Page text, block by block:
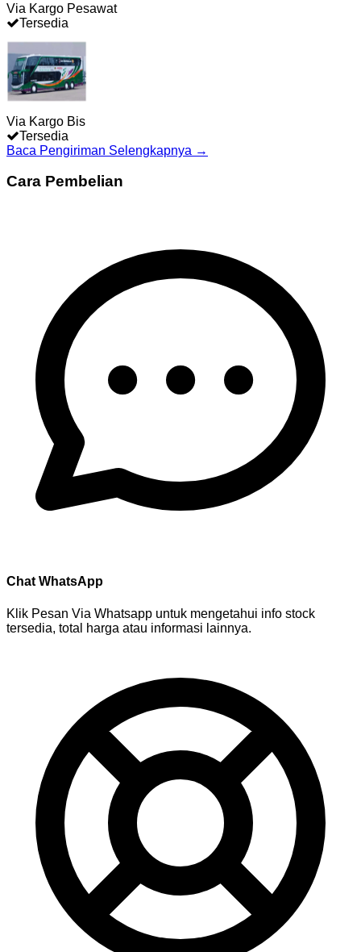
Via Kargo Pesawat
Tersedia
Via Kargo Bis
Tersedia
Baca Pengiriman Selengkapnya →
Cara Pembelian
Chat WhatsApp
Klik Pesan Via Whatsapp untuk mengetahui info stock
tersedia, total harga atau informasi lainnya.